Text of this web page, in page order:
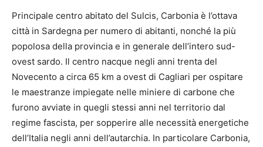
Principale centro abitato del Sulcis, Carbonia è l’ottava
città in Sardegna per numero di abitanti, nonché la più
popolosa della provincia e in generale dell’intero sud-
ovest sardo. Il centro nacque negli anni trenta del
Novecento a circa 65 km a ovest di Cagliari per ospitare
le maestranze impiegate nelle miniere di carbone che
furono avviate in quegli stessi anni nel territorio dal
regime fascista, per sopperire alle necessità energetiche
dell’Italia negli anni dell’autarchia. In particolare Carbonia,